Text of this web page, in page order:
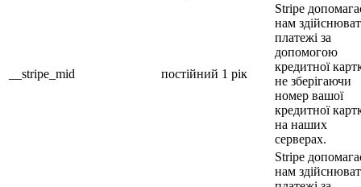
__stripe_mid постійний 1 рік
Stripe
нам
платежі за
допомогою
кредитної
не зберігаючи
номер вашої
кредитної
на наших
серверах.
Stripe
нам